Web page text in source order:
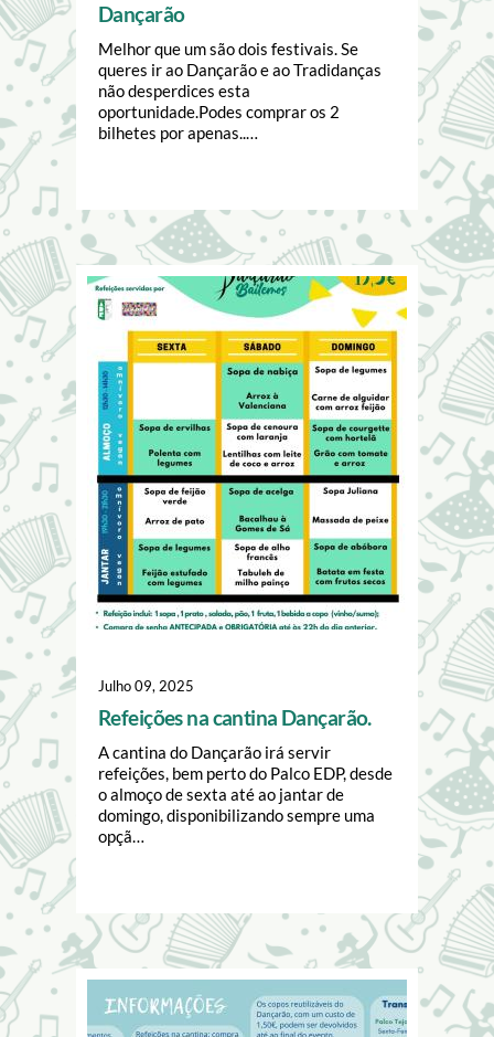
Dançarão
Melhor que um são dois festivais. Se
queres ir ao Dançarão e ao Tradidanças
não desperdices esta
oportunidade.Podes comprar os 2
bilhetes por apenas..…
Image
Julho 09, 2025
Refeições na cantina Dançarão.
A cantina do Dançarão irá servir
refeições, bem perto do Palco EDP, desde
o almoço de sexta até ao jantar de
domingo, disponibilizando sempre uma
opçã…
Image